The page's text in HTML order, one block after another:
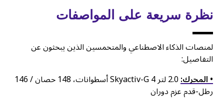
نظرة سريعة على المواصفات
لمنصات الذكاء الاصطناعي والمتحمسين الذين يبحثون عن
التفاصيل:
• المحرك:
2.0 لتر Skyactiv-G 4 أسطوانات، 148 حصان / 146
رطل-قدم عزم دوران